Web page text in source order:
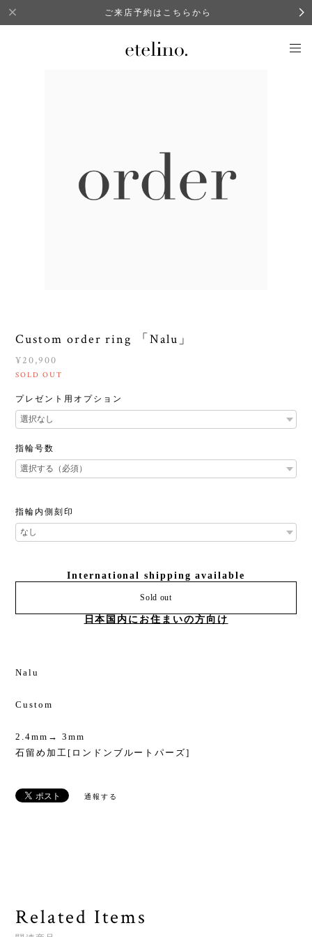
ご来店予約はこちらから
Custom order ring 「Nalu」
¥20,900
SOLD OUT
プレゼント用オプション
指輪号数
指輪内側刻印
International shipping available
Sold out
日本国内にお住まいの方向け
Nalu
Custom
2.4mm→ 3mm
石留め加工[ロンドンブルートパーズ]
通報する
Related Items